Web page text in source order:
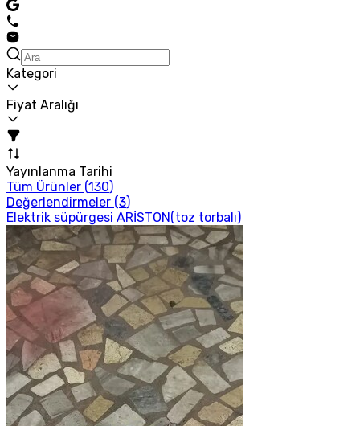
Kategori
Fiyat Aralığı
Yayınlanma Tarihi
Tüm Ürünler (130)
Değerlendirmeler (3)
Elektrik süpürgesi ARİSTON(toz torbalı)